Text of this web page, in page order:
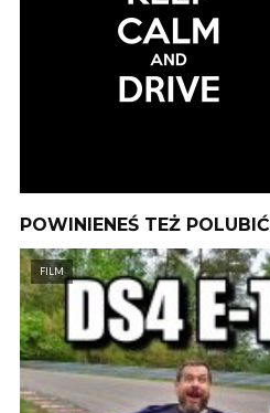
POWINIENEŚ TEŻ POLUBIĆ
FILM